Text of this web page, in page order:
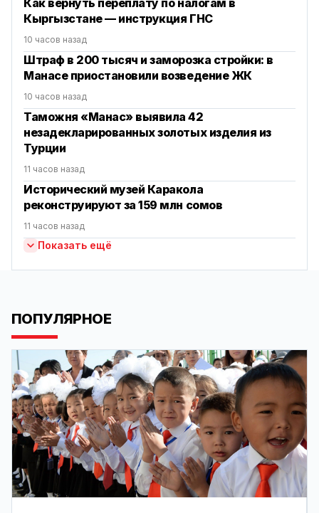
Кыргызстане — инструкция ГНС
10 часов назад
Штраф в 200 тысяч и заморозка стройки: в
Манасе приостановили возведение ЖК
10 часов назад
Таможня «Манас» выявила 42
незадекларированных золотых изделия из
Турции
11 часов назад
Исторический музей Каракола
реконструируют за 159 млн сомов
11 часов назад
Показать ещё
ПОПУЛЯРНОЕ